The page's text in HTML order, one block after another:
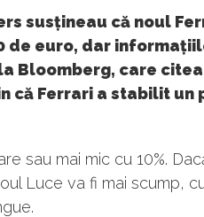
susțineau că noul
de euro, dar
Bloomberg, care
că Ferrari a stabilit un
sau mai mic cu 10%.
Luce va fi mai scump,